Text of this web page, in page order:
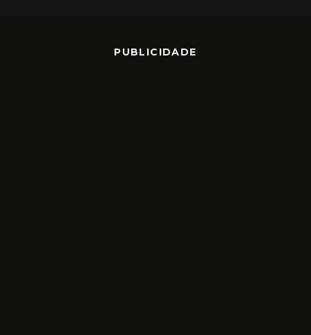
PUBLICIDADE